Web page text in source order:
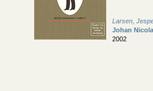
Larsen,
Johan
2002